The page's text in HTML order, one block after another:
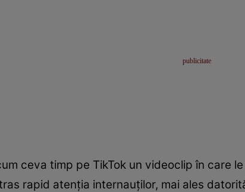
ceva timp pe TikTok un videoclip în care
rapid atenția internauților, mai ales